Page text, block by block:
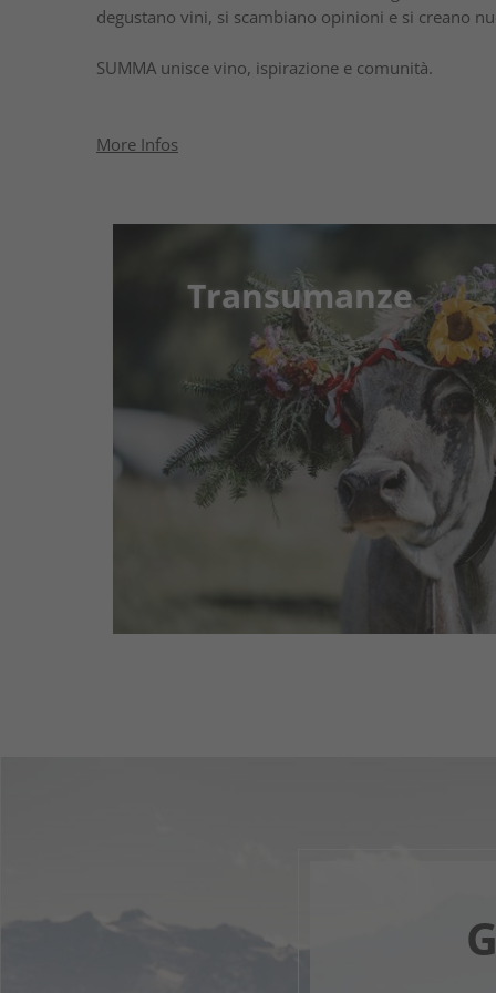
degustano vini, si scambiano opinioni e si creano
SUMMA unisce vino, ispirazione e comunità.
More Infos
Transumanze
Transumanze
Tradizione, aria di montagna e
paese
Quando l’estate volge al
torna l’energia: durante le transumanze,
pecore e capre ...
scopri di più
Il